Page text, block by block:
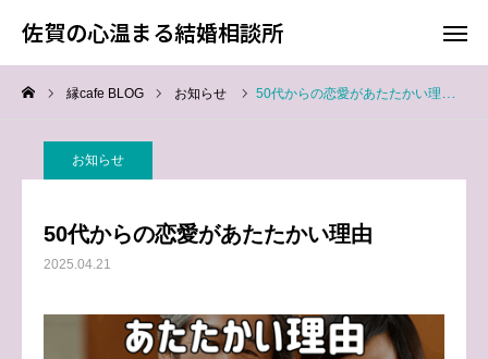
佐賀の心温まる結婚相談所
縁cafe BLOG お知らせ 50代からの恋愛があたたかい理由
お知らせ
50代からの恋愛があたたかい理由
2025.04.21
佐賀の心温まる結婚相談所
料金
TOP